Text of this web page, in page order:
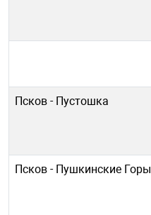
Псков - Пустошка
Псков - Пушкинские Горы